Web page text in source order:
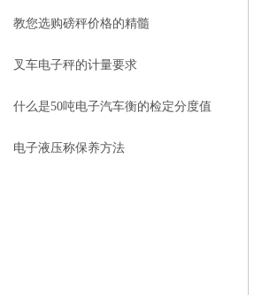
故障
教您选购磅秤价格的精髓
叉车电子秤的计量要求
什么是50吨电子汽车衡的检定分度值
电子液压称保养方法